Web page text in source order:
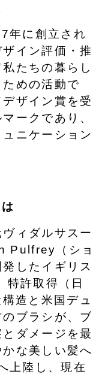
年に創立され
イン評価・推
たちの暮らし
めの活動で
ザイン賞を受
ークであり、
ニケーション
ィダルサスー
Pulfrey（ショ
したイギリス
特許取得（日
造と米国デュ
ブラシが、ブ
ダメージを最
な美しい髪へ
上陸し、現在